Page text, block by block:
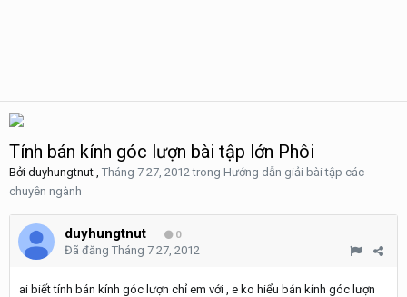
Tính bán kính góc lượn bài tập lớn Phôi
Bởi duyhungtnut , Tháng 7 27, 2012trong Hướng dẫn giải bài tập các
chuyên ngành
duyhungtnut 0
Đã đăng Tháng 7 27, 2012
ai biết tính bán kính góc lượn chỉ em với , e ko hiểu bán kính góc lượn